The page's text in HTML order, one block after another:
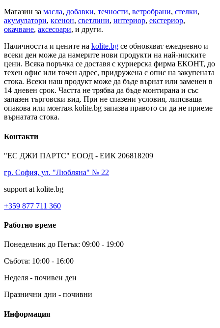
Магазин за масла, добавки, течности, ветробрани, стелки,
акумулатори, ксенон, светлини, интериор, екстериор,
окачване, аксесоари, и други.
Наличността и цените на kolite.bg се обновяват ежедневно и
всеки ден може да намерите нови продукти на най-ниските
цени. Всяка поръчка се доставя с куриерска фирма ЕКОНТ, до
техен офис или точен адрес, придружена с опис на закупената
стока. Всеки наш продукт може да бъде върнат или заменен в
14 дневен срок. Частта не трябва да бъде монтирана и със
запазен търговски вид. При не спазени условия, липсваща
опакова или монтаж kolite.bg запазва правото си да не приеме
върнатата стока.
Контакти
"ЕС ДЖИ ПАРТС" ЕООД - ЕИК 206818209
гр. София, ул. "Любляна" № 22
support at kolite.bg
+359 877 711 360
Работно време
Понеделник до Петък: 09:00 - 19:00
Събота: 10:00 - 16:00
Неделя - почивен ден
Празнични дни - почивни
Информация